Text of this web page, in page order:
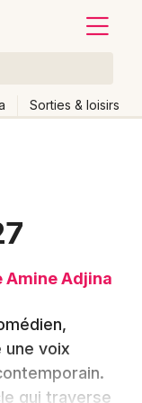
Sorties & loisirs
Amine Adjina
une voix
qui traverse
Autre